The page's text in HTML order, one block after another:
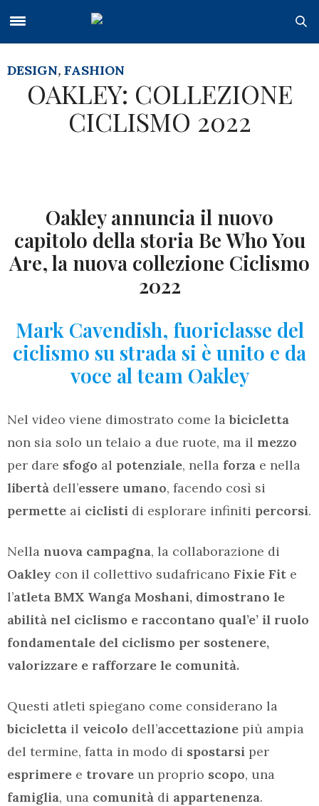
DESIGN, FASHION
OAKLEY: COLLEZIONE
CICLISMO 2022
Oakley annuncia il nuovo
capitolo della storia Be Who You
Are, la nuova collezione Ciclismo
2022
Mark Cavendish, fuoriclasse del
ciclismo su strada si è unito e da
voce al team Oakley
Nel video viene dimostrato come labicicletta
non sia solo un telaio a due ruote, ma il mezzo
per dare sfogo al potenziale, nella forza e nella
libertà dell’essere umano, facendo così si
permette ai ciclisti di esplorare infiniti percorsi.
Nella nuova campagna, la collaborazione di
Oakley con il collettivo sudafricano Fixie Fit e
l’atleta BMX Wanga Moshani, dimostrano le
abilità nel ciclismo e raccontano qual’e’ il ruolo
fondamentale del ciclismo per sostenere,
valorizzare e rafforzare le comunità.
Questi atleti spiegano come considerano la
bicicletta il veicolo dell’accettazione più ampia
del termine, fatta in modo di spostarsi per
esprimere e trovare un proprio scopo, una
famiglia, una comunità di appartenenza.